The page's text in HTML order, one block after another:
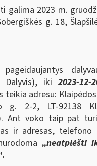
galima 2023 m.
g. 18,
pageidaujantys
Dalyvis), iki2023-
teikia adresu:
g. 2-2, LT-92138
Ant voko taip pat
ir adresas, telefono
„neatplėšti
.